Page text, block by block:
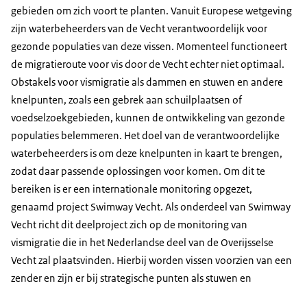
gebieden om zich voort te planten. Vanuit Europese wetgeving
zijn waterbeheerders van de Vecht verantwoordelijk voor
gezonde populaties van deze vissen. Momenteel functioneert
de migratieroute voor vis door de Vecht echter niet optimaal.
Obstakels voor vismigratie als dammen en stuwen en andere
knelpunten, zoals een gebrek aan schuilplaatsen of
voedselzoekgebieden, kunnen de ontwikkeling van gezonde
populaties belemmeren. Het doel van de verantwoordelijke
waterbeheerders is om deze knelpunten in kaart te brengen,
zodat daar passende oplossingen voor komen. Om dit te
bereiken is er een internationale monitoring opgezet,
genaamd project Swimway Vecht. Als onderdeel van Swimway
Vecht richt dit deelproject zich op de monitoring van
vismigratie die in het Nederlandse deel van de Overijsselse
Vecht zal plaatsvinden. Hierbij worden vissen voorzien van een
zender en zijn er bij strategische punten als stuwen en